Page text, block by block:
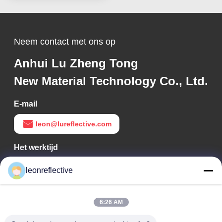
Neem contact met ons op
Anhui Lu Zheng Tong
New Material Technology Co., Ltd.
E-mail
leon@lureflective.com
Het werktijd
9:00-18:00
Ons adres
leonreflective
6:26 AM